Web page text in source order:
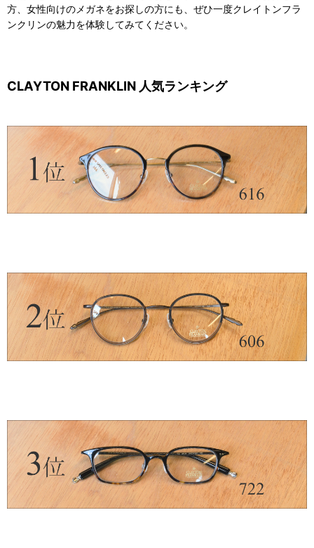
方、女性向けのメガネをお探しの方にも、ぜひ一度クレイトンフラ
ンクリンの魅力を体験してみてください。
CLAYTON FRANKLIN 人気ランキング